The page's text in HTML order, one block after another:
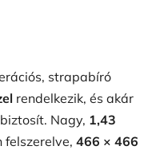
strapabíró
rendelkezik, és akár
biztosít. Nagy, 1,43
felszerelve, 466 × 466